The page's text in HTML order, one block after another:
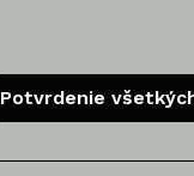
Potvrdenie